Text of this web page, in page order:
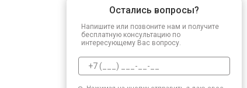
Остались вопросы?
Напишите или позвоните нам и получите
бесплатную консультацию по
интересующему Вас вопросу.